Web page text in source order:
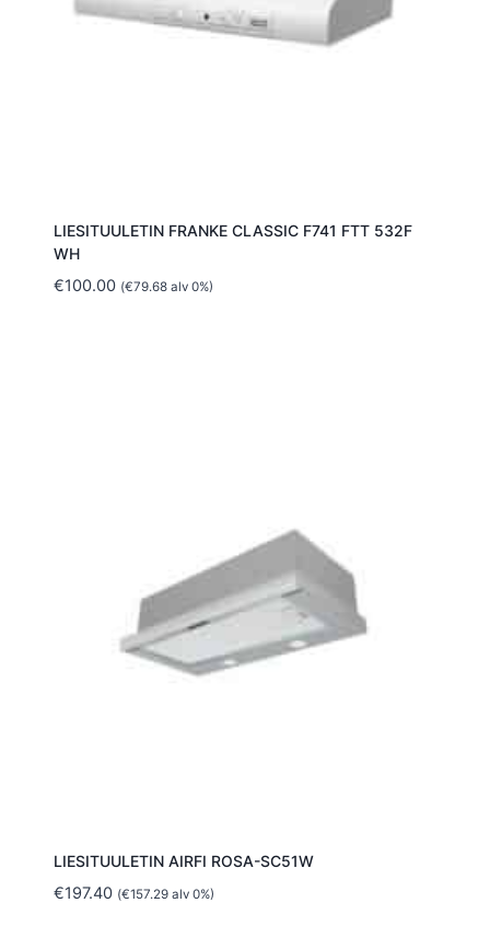
LIESITUULETIN FRANKE CLASSIC F741 FTT 532F
WH
€100.00 (€79.68alv 0%)
LIESITUULETIN AIRFI ROSA-SC51W
€197.40 (€157.29alv 0%)